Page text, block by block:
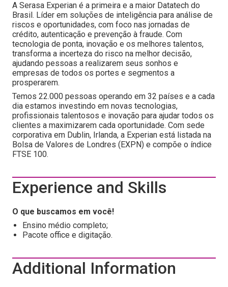
A Serasa Experian é a primeira e a maior Datatech do
Brasil. Líder em soluções de inteligência para análise de
riscos e oportunidades, com foco nas jornadas de
crédito, autenticação e prevenção à fraude. Com
tecnologia de ponta, inovação e os melhores talentos,
transforma a incerteza do risco na melhor decisão,
ajudando pessoas a realizarem seus sonhos e
empresas de todos os portes e segmentos a
prosperarem.
Temos 22.000 pessoas operando em 32 países e a cada
dia estamos investindo em novas tecnologias,
profissionais talentosos e inovação para ajudar todos os
clientes a maximizarem cada oportunidade. Com sede
corporativa em Dublin, Irlanda, a Experian está listada na
Bolsa de Valores de Londres (EXPN) e compõe o índice
FTSE 100.
Experience and Skills
O que buscamos em você!
Ensino médio completo;
Pacote office e digitação.
Additional Information